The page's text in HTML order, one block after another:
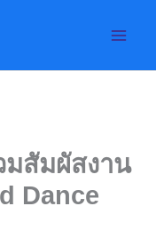
มสัมผัสงาน
Dance